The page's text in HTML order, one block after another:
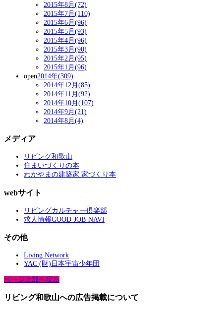
2015年8月(72)
2015年7月(110)
2015年6月(96)
2015年5月(93)
2015年4月(96)
2015年3月(90)
2015年2月(95)
2015年1月(96)
open2014年(309)
2014年12月(85)
2014年11月(92)
2014年10月(107)
2014年9月(21)
2014年8月(4)
メディア
リビング和歌山
住まいづくりの本
わかやまの建築家 家づくり本
webサイト
リビングカルチャー倶楽部
求人情報GOOD-JOB-NAVI
その他
Living Network
YAC (財)日本宇宙少年団
ページ上部へ戻る
リビング和歌山への広告掲載について